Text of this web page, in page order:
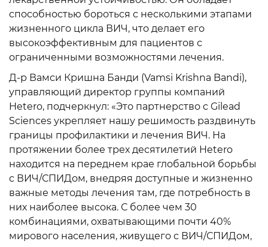
способностью бороться с несколькими этапами
жизненного цикла ВИЧ, что делает его
высокоэффективным для пациентов с
ограниченными возможностями лечения.
Д-р Вамси Кришна Банди (Vamsi Krishna Bandi),
управляющий директор группы компаний
Hetero, подчеркнул: «Это партнерство с Gilead
Sciences укрепляет нашу решимость раздвинуть
границы профилактики и лечения ВИЧ. На
протяжении более трех десятилетий Hetero
находится на переднем крае глобальной борьбы
с ВИЧ/СПИДом, внедряя доступные и жизненно
важные методы лечения там, где потребность в
них наиболее высока. С более чем 30
комбинациями, охватывающими почти 40%
мирового населения, живущего с ВИЧ/СПИДом,